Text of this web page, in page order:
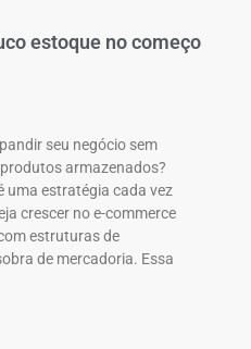
estoque no começo
seu negócio sem
armazenados?
uma estratégia cada vez
crescer no e-commerce
estruturas de
de mercadoria. Essa